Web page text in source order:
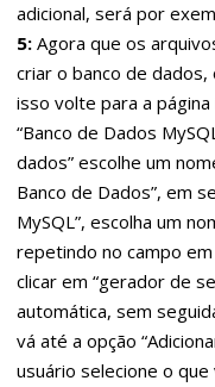
adicional, será por
5: Agora que os
criar o banco de dados,
isso volte para a
“Banco de Dados
dados” escolhe um
Banco de Dados”, em
MySQL”, escolha um
repetindo no campo
clicar em “gerador de
automática, sem
vá até a opção
usuário selecione o